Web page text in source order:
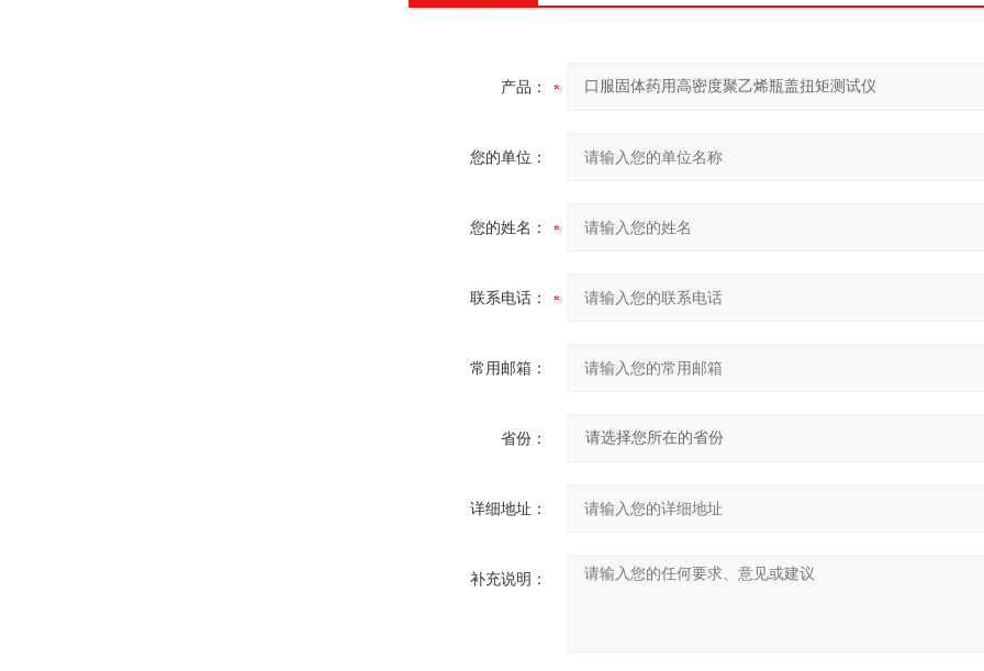
产品：
您的单位：
您的姓名：
联系电话：
常用邮箱：
省份：
详细地址：
补充说明：